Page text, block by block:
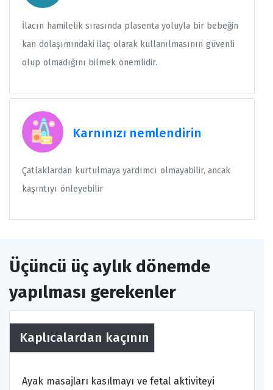
İlacın hamilelik sırasında plasenta yoluyla bir bebeğin
kan dolaşımındaki ilaç olarak kullanılmasının güvenli
olup olmadığını bilmek önemlidir.
Karnınızı nemlendirin
Çatlaklardan kurtulmaya yardımcı olmayabilir, ancak
kaşıntıyı önleyebilir
Üçüncü üç aylık dönemde
yapılması gerekenler
Kaplıcalardan kaçının
Ayak masajları kasılmayı ve fetal aktiviteyi